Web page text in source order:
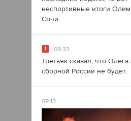
неспортивные итоги
Сочи.
09:33
Третьяк сказал, что
сборной России не будет.
09:13